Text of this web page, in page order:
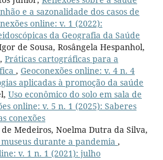
e a sazonalidade dos casos de
online: v. 1 (2022):
da Geografia da Saúde
de Sousa, Rosângela Hespanhol,
Práticas cartográficas para a
, Geoconexões online: v. 4 n. 4
aplicadas à promoção da saúde
Uso econômico do solo em sala de
online: v. 5 n. 1 (2025): Saberes
conexões
Medeiros, Noelma Dutra da Silva,
durante a pandemia ,
v. 1 n. 1 (2021): julho